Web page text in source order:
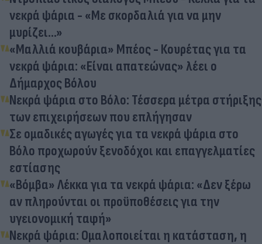
νεκρά ψάρια - «Με σκορδαλιά για να μην
μυρίζει...»
«Μαλλιά κουβάρια» Μπέος - Κουρέτας για τα
νεκρά ψάρια: «Είναι απατεώνας» λέει ο
Δήμαρχος Βόλου
Νεκρά ψάρια στο Βόλο: Τέσσερα μέτρα στήριξης
των επιχειρήσεων που επλήγησαν
Σε ομαδικές αγωγές για τα νεκρά ψάρια στο
Βόλο προχωρούν ξενοδόχοι και επαγγελματίες
εστίασης
«Βόμβα» Λέκκα για τα νεκρά ψάρια: «Δεν ξέρω
αν πληρούνται οι προϋποθέσεις για την
υγειονομική ταφή»
Νεκρά ψάρια: Ομαλοποιείται η κατάσταση, η